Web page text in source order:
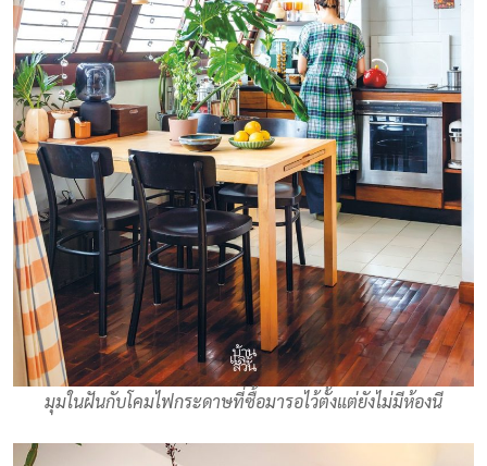
มุมในฝันกับโคมไฟกระดาษที่ซื้อมารอไว้ตั้งแต่ยังไม่มีห้องนี